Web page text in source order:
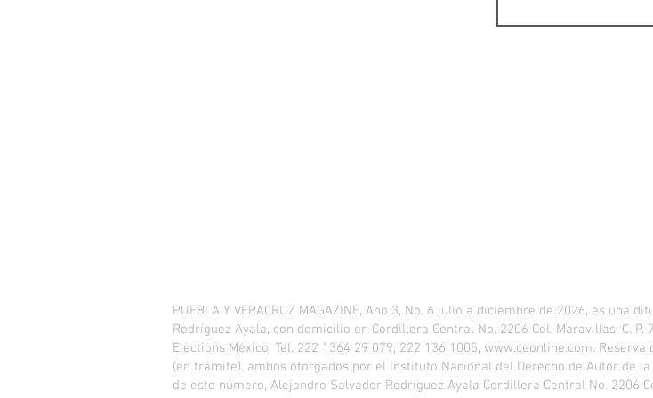
PUEBLA Y VERACRUZ MAGAZINE, Año 3, No. 6 julio a diciembre de 2026, es
Rodríguez Ayala, con domicilio en Cordillera Central No. 2206 Col. Maravillas, C.
Elections México. Tel. 222 1364 29 079, 222 136 1005, www.ceonline.com. Reserva
(en trámite), ambos otorgados por el Instituto Nacional del Derecho de Autor de
de este número, Alejandro Salvador Rodríguez Ayala Cordillera Central No. 2206